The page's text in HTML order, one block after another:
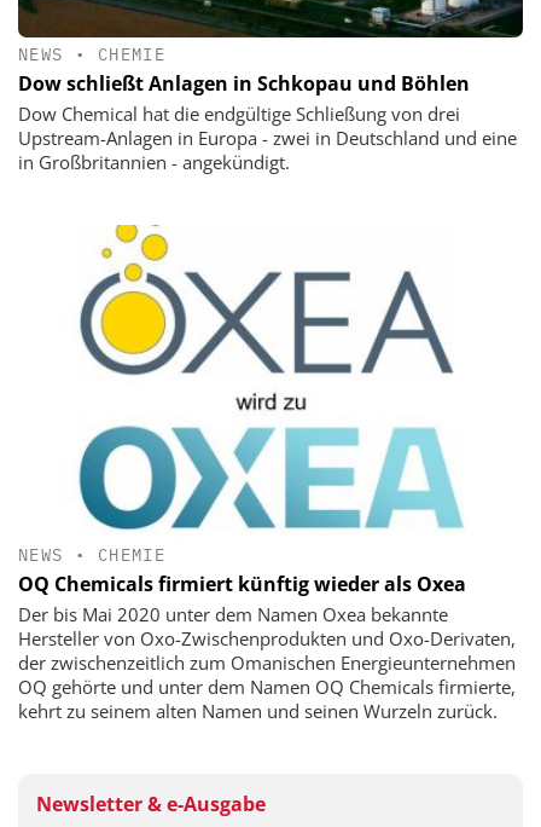
NEWS • CHEMIE
Dow schließt Anlagen in Schkopau und Böhlen
Dow Chemical hat die endgültige Schließung von drei
Upstream-Anlagen in Europa - zwei in Deutschland und eine
in Großbritannien - angekündigt.
NEWS • CHEMIE
OQ Chemicals firmiert künftig wieder als Oxea
Der bis Mai 2020 unter dem Namen Oxea bekannte
Hersteller von Oxo-Zwischenprodukten und Oxo-Derivaten,
der zwischenzeitlich zum Omanischen Energieunternehmen
OQ gehörte und unter dem Namen OQ Chemicals firmierte,
kehrt zu seinem alten Namen und seinen Wurzeln zurück.
Newsletter & e-Ausgabe